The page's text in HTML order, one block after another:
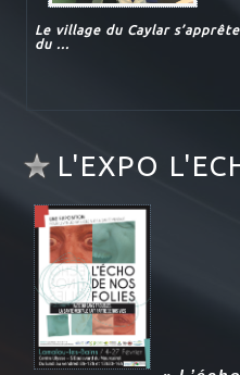
Le village du Caylar
du ...
L'EXPO